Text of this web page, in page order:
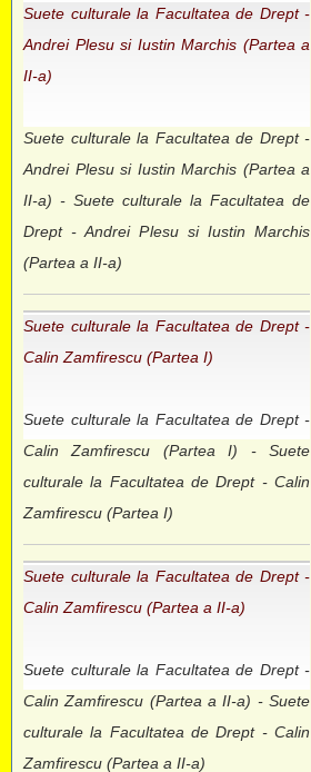
Suete culturale la Facultatea de Drept -
Andrei Plesu si Iustin Marchis (Partea a
II-a)
Suete culturale la Facultatea de Drept -
Andrei Plesu si Iustin Marchis (Partea a
II-a) - Suete culturale la Facultatea de
Drept - Andrei Plesu si Iustin Marchis
(Partea a II-a)
Suete culturale la Facultatea de Drept -
Calin Zamfirescu (Partea I)
Suete culturale la Facultatea de Drept -
Calin Zamfirescu (Partea I) - Suete
culturale la Facultatea de Drept - Calin
Zamfirescu (Partea I)
Suete culturale la Facultatea de Drept -
Calin Zamfirescu (Partea a II-a)
Suete culturale la Facultatea de Drept -
Calin Zamfirescu (Partea a II-a) - Suete
culturale la Facultatea de Drept - Calin
Zamfirescu (Partea a II-a)